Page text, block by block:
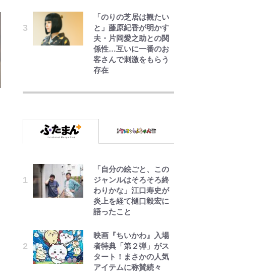
「のりの芝居は観たい
と」藤原紀香が明かす
夫・片岡愛之助との関
係性…互いに一番のお
客さんで刺激をもらう
存在
ケメン近影に「顔パン
演”ショットに「夫婦で
写ってるの尊い」 長
女はもう23歳
黒木啓司が妻・宮崎麗
インスタに起きてい
た“異変”…削除してい
たラブラブ投稿
「自分の絵ごと、この
ジャンルはそろそろ終
わりかな」江口寿史が
炎上を経て樋口毅宏に
語ったこと
映画『ちいかわ』入場
者特典「第２弾」がス
タート！まさかの人気
アイテムに称賛続々